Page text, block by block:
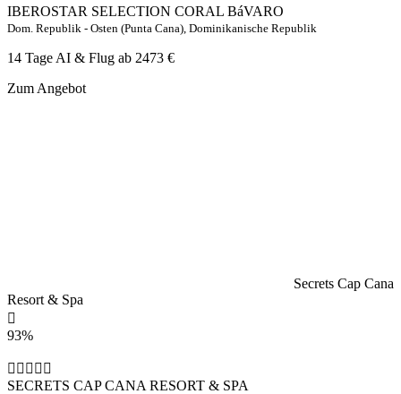
IBEROSTAR SELECTION CORAL BáVARO
Dom. Republik - Osten (Punta Cana), Dominikanische Republik
14 Tage AI & Flug ab 2473 €
Zum Angebot
Secrets Cap Cana
Resort & Spa
93%
SECRETS CAP CANA RESORT & SPA